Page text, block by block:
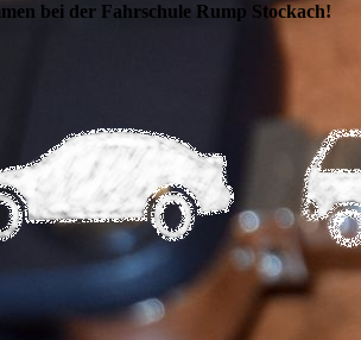
bei der Fahrschule Rump Stockach!